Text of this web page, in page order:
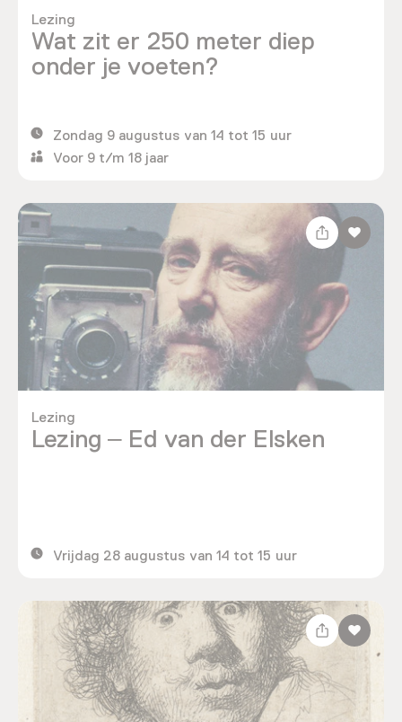
Wat zit er 250 meter diep
onder je voeten?
Lezing
Zondag 9 augustus van 14 tot 15 uur
Voor 9 t/m 18 jaar
Lezing – Ed van der Elsken
Lezing
Vrijdag 28 augustus van 14 tot 15 uur